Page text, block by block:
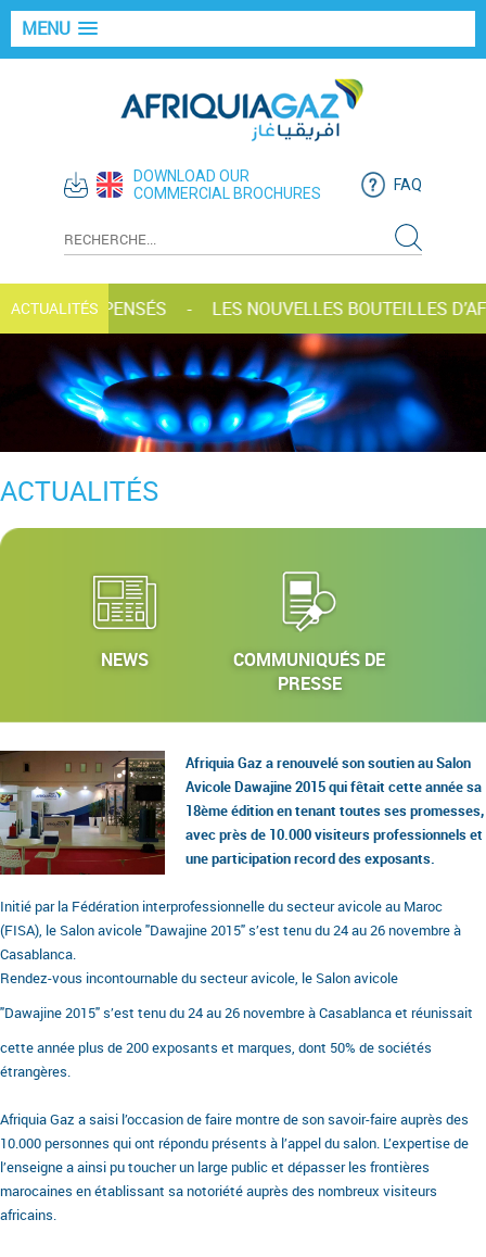
MENU
DOWNLOAD OUR
COMMERCIAL BROCHURES
FAQ
ACTUALITÉS
RÉCOMPENSÉS LES NOUVELLES BOUTEILLES
ACTUALITÉS
NEWS
COMMUNIQUÉS DE
PRESSE
Afriquia Gaz a renouvelé son soutien au Salon
Avicole Dawajine 2015 qui fêtait cette année sa
18ème édition en tenant toutes ses promesses,
avec près de 10.000 visiteurs professionnels et
une participation record des exposants.
Initié par la Fédération interprofessionnelle du secteur avicole au Maroc
(FISA), le Salon avicole "Dawajine 2015" s’est tenu du 24 au 26 novembre à
Casablanca.
Rendez-vous incontournable du secteur avicole, le Salon avicole
"Dawajine 2015" s’est tenu du 24 au 26 novembre à Casablanca et réunissait
cette année plus de 200 exposants et marques, dont 50% de sociétés
étrangères.
Afriquia Gaz a saisi l’occasion de faire montre de son savoir-faire auprès des
10.000 personnes qui ont répondu présents à l’appel du salon. L’expertise de
l’enseigne a ainsi pu toucher un large public et dépasser les frontières
marocaines en établissant sa notoriété auprès des nombreux visiteurs
africains.